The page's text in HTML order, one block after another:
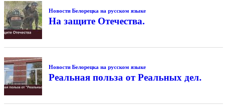
Новости Белорецка на русском языке
На защите Отечества.
Новости Белорецка на русском языке
Реальная польза от Реальных дел.